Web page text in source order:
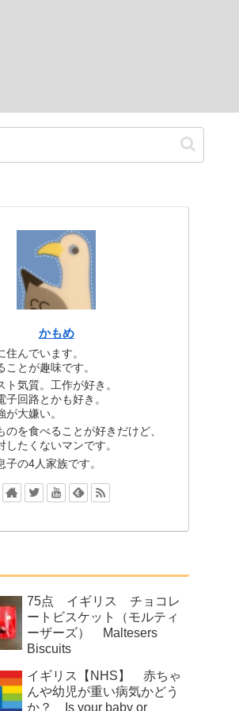
かもめ
住んでいます。
ことが趣味です。
ト気質。工作が好き。
子回路とかも好き。
が大嫌い。
のを食べることが好きだけど、
したくないマンです。
子の4人家族です。
75点 イギリス チョコレ
ートビスケット（モルティ
ーザーズ） Maltesers
Biscuits
イギリス【NHS】 赤ちゃ
んや幼児が重い病気かどう
か？ Is your baby or